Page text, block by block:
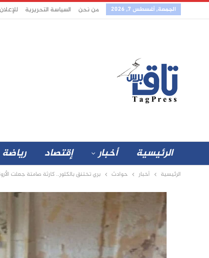
الجمعة, أغسطس 7, 2026 من نحن السياسة التحريرية
الرئيسية أخبار إقتصاد رياضة
الرئيسية أخبار حوادث بري تختنق بالكلور.. كارثة صامتة جعلت